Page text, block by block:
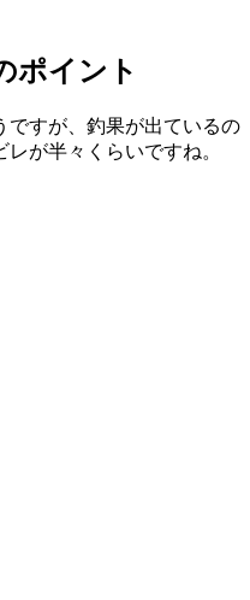
ポイント
ですが、釣果が出ているの
が半々くらいですね。